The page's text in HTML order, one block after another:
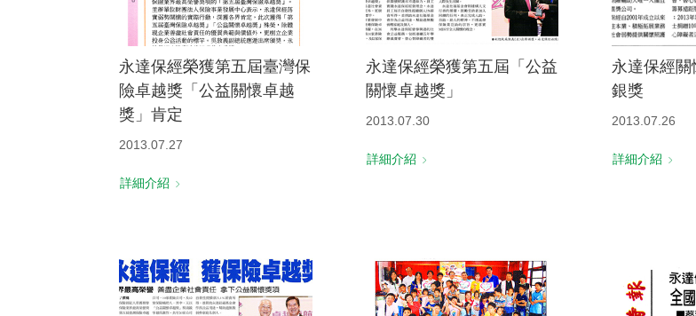
永達保經榮獲第五屆臺灣保
險卓越獎「公益關懷卓越
獎」肯定
2013.07.27
詳細介紹
永達保經榮獲第五屆「公益
關懷卓越獎」
2013.07.30
詳細介紹
永達保經
銀獎
2013.07.26
詳細介紹